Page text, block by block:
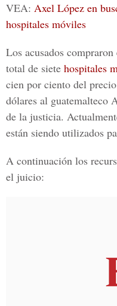
VEA: Axel López en
hospitales móviles
Los acusados
total de siete hospitales
cien por ciento del
dólares al guatemalteco
de la justicia.
están siendo utilizados
A continuación los
el juicio: